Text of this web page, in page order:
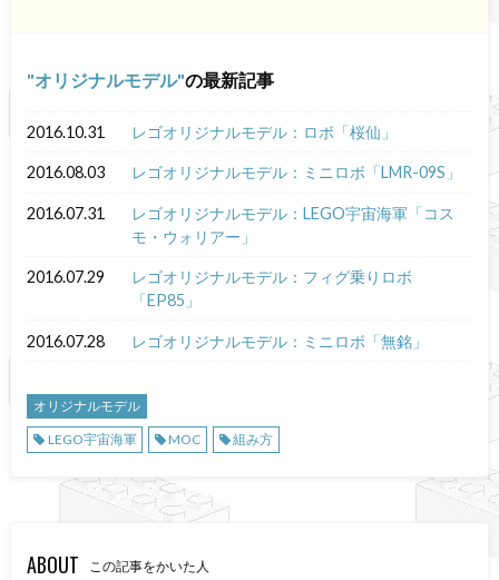
オリジナルモデル の最新記事
2016.10.31 レゴオリジナルモデル：ロボ「桜仙」
2016.08.03 レゴオリジナルモデル：ミニロボ「LMR-09S」
2016.07.31
レゴオリジナルモデル：LEGO宇宙海軍「コス
モ・ウォリアー」
2016.07.29
レゴオリジナルモデル：フィグ乗りロボ
「EP85」
2016.07.28 レゴオリジナルモデル：ミニロボ「無銘」
オリジナルモデル
LEGO宇宙海軍
MOC 組み方
ABOUT この記事をかいた人